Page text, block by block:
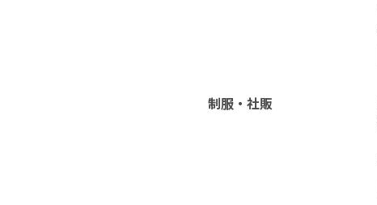
制服・社販